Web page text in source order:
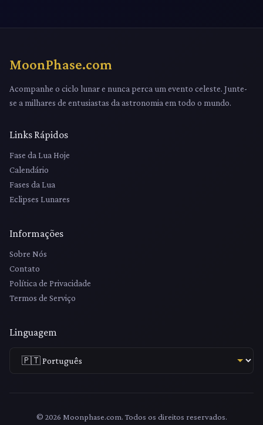
MoonPhase.com
Acompanhe o ciclo lunar e nunca perca um evento celeste. Junte-
se a milhares de entusiastas da astronomia em todo o mundo.
Links Rápidos
Fase da Lua Hoje
Calendário
Fases da Lua
Eclipses Lunares
Informações
Sobre Nós
Contato
Política de Privacidade
Termos de Serviço
Linguagem
© 2026 Moonphase.com. Todos os direitos reservados.